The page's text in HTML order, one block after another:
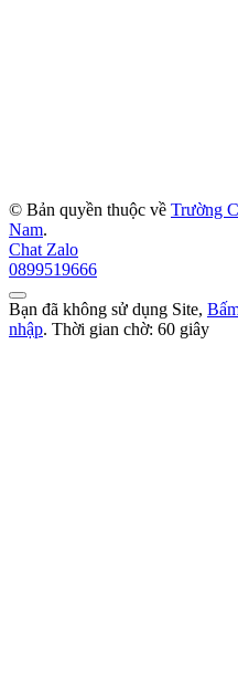
© Bản quyền thuộc về Trường
Nam.
Chat Zalo
0899519666
Bạn đã không sử dụng Site,
nhập. Thời gian chờ: 60 giây